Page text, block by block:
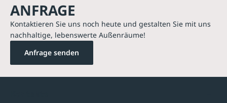
ANFRAGE
Kontaktieren Sie uns noch heute und gestalten Sie mit uns
nachhaltige, lebenswerte Außenräume!
Anfrage senden